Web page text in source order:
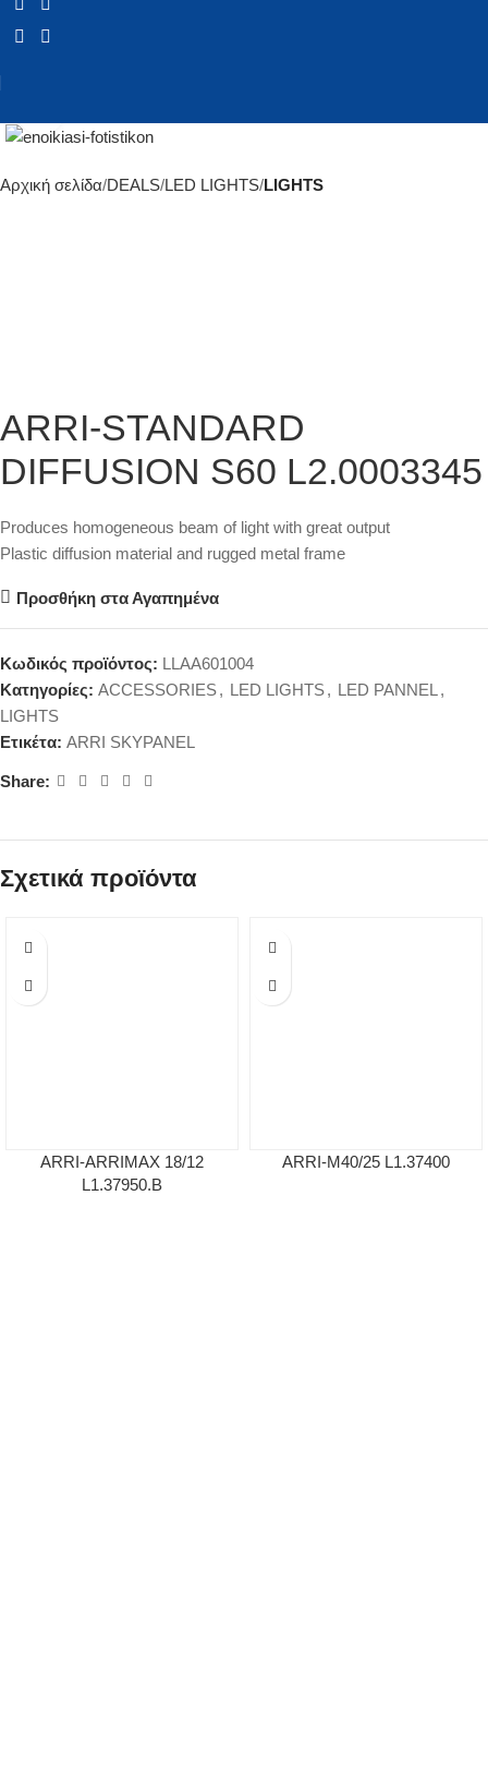
Αρχική σελίδα DEALS LED LIGHTS LIGHTS
ARRI-STANDARD
DIFFUSION S60 L2.0003345
Produces homogeneous beam of light with great output
Plastic diffusion material and rugged metal frame
Προσθήκη στα Αγαπημένα
Κωδικός προϊόντος: LLAA601004
Κατηγορίες: ACCESSORIES, LED LIGHTS, LED PANNEL ,
LIGHTS
Ετικέτα: ARRI SKYPANEL
Share:
Σχετικά προϊόντα
ARRI-ARRIMAX 18/12
L1.37950.B
ARRI-M40/25 L1.37400